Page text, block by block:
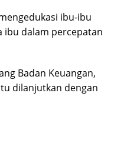
ibu-ibu
ibu dalam percepatan
Badan Keuangan,
dilanjutkan dengan